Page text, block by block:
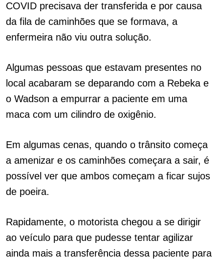
COVID precisava der transferida e por causa
da fila de caminhões que se formava, a
enfermeira não viu outra solução.
Algumas pessoas que estavam presentes no
local acabaram se deparando com a Rebeka e
o Wadson a empurrar a paciente em uma
maca com um cilindro de oxigênio.
Em algumas cenas, quando o trânsito começa
a amenizar e os caminhões começara a sair, é
possível ver que ambos começam a ficar sujos
de poeira.
Rapidamente, o motorista chegou a se dirigir
ao veículo para que pudesse tentar agilizar
ainda mais a transferência dessa paciente para